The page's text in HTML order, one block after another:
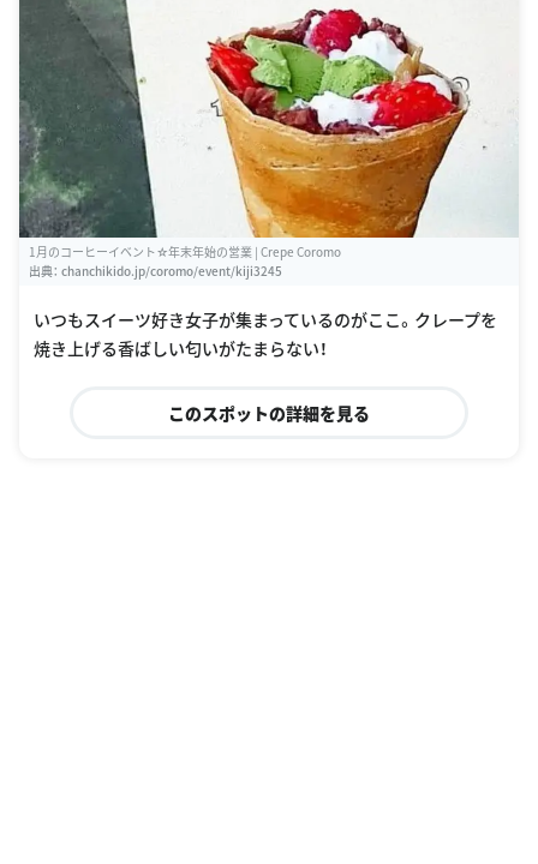
1月のコーヒーイベント☆年末年始の営業 | Crepe Coromo
出典： chanchikido.jp/coromo/event/kiji3245
いつもスイーツ好き女子が集まっているのがここ。クレープを
焼き上げる香ばしい匂いがたまらない！
このスポットの詳細を見る